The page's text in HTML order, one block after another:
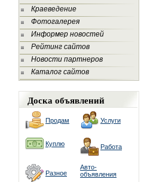
Краеведение
Фотогалерея
Информер новостей
Рейтинг сайтов
Новости партнеров
Каталог сайтов
Доска объявлений
Продам Услуги
Куплю Работа
Разное
Авто-
объявления